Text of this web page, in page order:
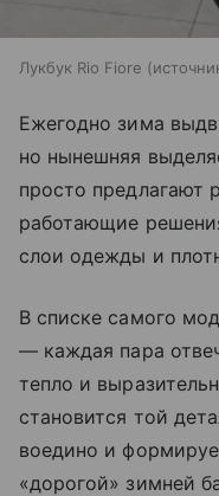
Лукбук Rio Fiore
Ежегодно зима
но нынешняя
просто предлагают
работающие
слои одежды и
В списке самого
— каждая пара
тепло и
становится той
воедино и
«дорогой» зимней